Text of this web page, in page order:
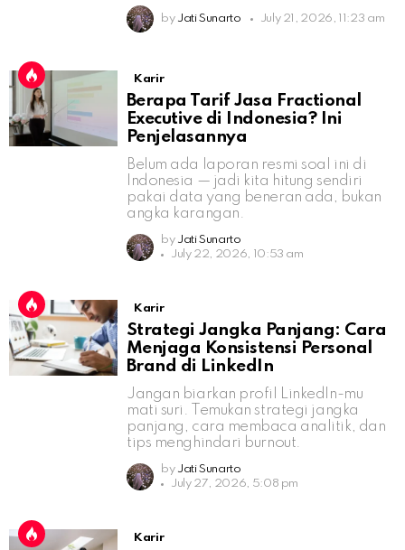
by Jati Sunarto July 21, 2026, 11:23 am
Karir
Berapa Tarif Jasa Fractional
Executive di Indonesia? Ini
Penjelasannya
Belum ada laporan resmi soal ini di
Indonesia — jadi kita hitung sendiri
pakai data yang beneran ada, bukan
angka karangan.
by Jati Sunarto
July 22, 2026, 10:53 am
Karir
Strategi Jangka Panjang: Cara
Menjaga Konsistensi Personal
Brand di LinkedIn
Jangan biarkan profil LinkedIn-mu
mati suri. Temukan strategi jangka
panjang, cara membaca analitik, dan
tips menghindari burnout.
by Jati Sunarto
July 27, 2026, 5:08 pm
Karir